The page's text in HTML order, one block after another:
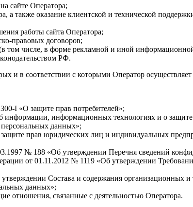
сайте Оператора;
а также оказание клиентской и технической
работы сайта Оператора;
правовых договоров;
том числе, в форме рекламной и иной
РФ.
и в соответствии с которыми Оператор
I «О защите прав потребителей»;
информационных технологиях и о
данных»;
прав юридических лиц и индивидуальных
№ 188 «Об утверждении Перечня сведений
от 01.11.2012 № 1119 «Об утверждении
Состава и содержания организационных и
данных»;
отношения, связанные с деятельностью Оператора.